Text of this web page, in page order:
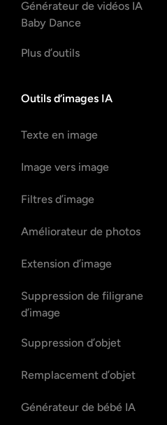
Générateur de vidéos IA
Baby Dance
Plus d’outils
Outils d’images IA
Texte en image
Image vers image
Filtres d’image
Améliorateur de photos
Extension d’image
Suppression de filigrane
d’image
Suppression d’objet
Remplacement d’objet
Générateur de bébé IA